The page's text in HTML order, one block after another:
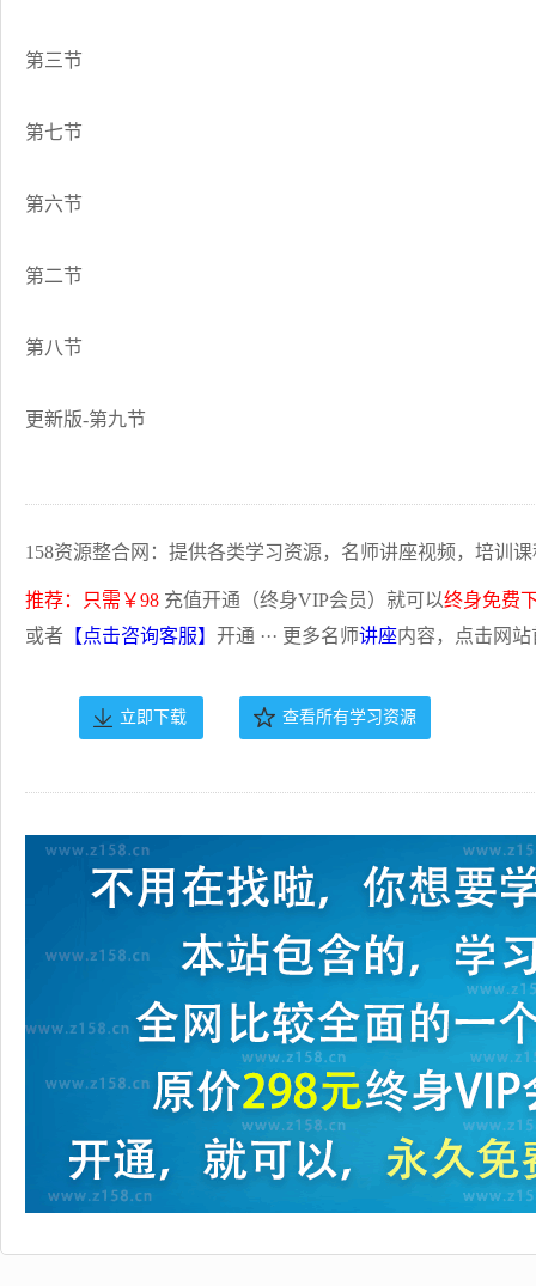
第三节
第七节
第六节
第二节
第八节
更新版-第九节
158资源整合网：提供各类学习资源，名师讲座视频，培训
推荐：只需￥98 充值开通（终身VIP会员）就可以终身免费
或者 【点击咨询客服】 开通 ··· 更多名师讲座内容，点击网
立即下载 查看所有学习资源